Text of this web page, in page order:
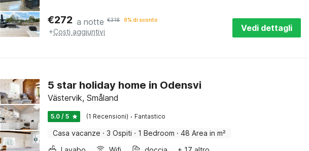
€272 a notte €318 9% di sconto
+Costi aggiuntivi Vedi dettagli
5 star holiday home in Odensvi
Västervik, Småland
5.0 / 5 (1 Recensioni) · Fantastico
Casa vacanze · 3 Ospiti · 1 Bedroom · 48 Area in m²